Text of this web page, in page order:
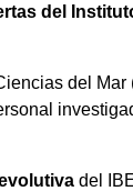
del
del Mar
del